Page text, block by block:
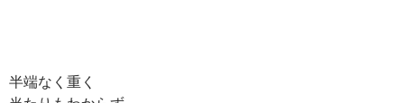
半端なく重く